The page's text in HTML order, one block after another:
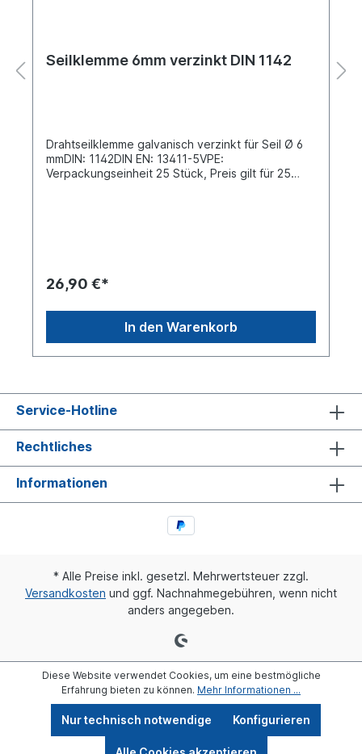
Seilklemme 6mm verzinkt DIN 1142
Drahtseilklemme galvanisch verzinkt für Seil Ø 6
mmDIN: 1142DIN EN: 13411-5VPE:
Verpackungseinheit 25 Stück, Preis gilt für 25
26,90 €*
In den Warenkorb
Service-Hotline
Rechtliches
Informationen
* Alle Preise inkl. gesetzl. Mehrwertsteuer zzgl.
Versandkosten und ggf. Nachnahmegebühren, wenn nicht
anders angegeben.
Diese Website verwendet Cookies, um eine bestmögliche
Erfahrung bieten zu können. Mehr Informationen ...
Nur technisch notwendige Konfigurieren